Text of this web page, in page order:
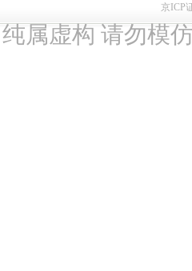
京ICP
纯属虚构 请勿模